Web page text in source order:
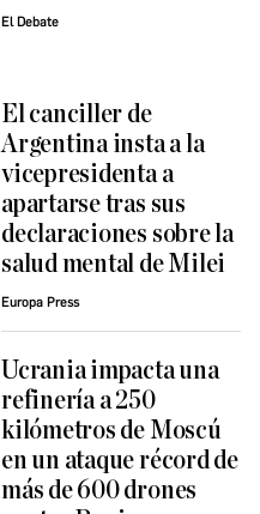
El Debate
El canciller de
Argentina insta a la
vicepresidenta a
apartarse tras sus
declaraciones sobre la
salud mental de Milei
Europa Press
Ucrania impacta una
refinería a 250
kilómetros de Moscú
en un ataque récord de
más de 600 drones